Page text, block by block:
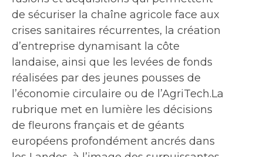
de sécuriser la chaîne agricole face aux
crises sanitaires récurrentes, la création
d’entreprise dynamisant la côte
landaise, ainsi que les levées de fonds
réalisées par des jeunes pousses de
l’économie circulaire ou de l’AgriTech.La
rubrique met en lumière les décisions
de fleurons français et de géants
européens profondément ancrés dans